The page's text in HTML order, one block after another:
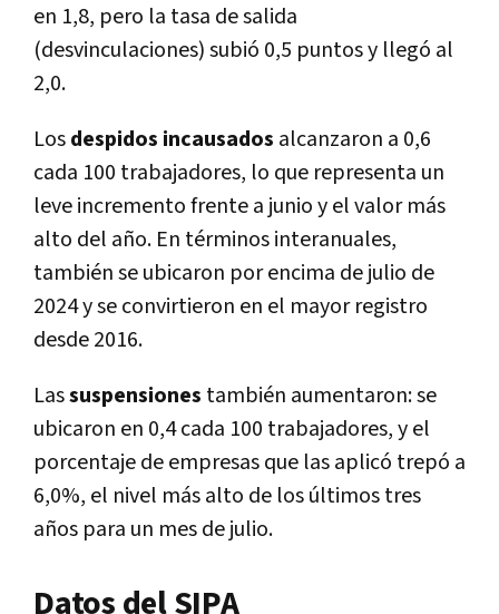
en 1,8, pero la tasa de salida
(desvinculaciones) subió 0,5 puntos y llegó al
2,0.
Losdespidos incausados alcanzaron a 0,6
cada 100 trabajadores, lo que representa un
leve incremento frente a junio y el valor más
alto del año. En términos interanuales,
también se ubicaron por encima de julio de
2024 y se convirtieron en el mayor registro
desde 2016.
Lassuspensiones también aumentaron: se
ubicaron en 0,4 cada 100 trabajadores, y el
porcentaje de empresas que las aplicó trepó a
6,0%, el nivel más alto de los últimos tres
años para un mes de julio.
Datos del SIPA